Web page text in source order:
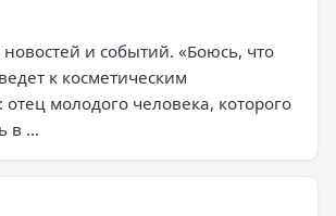
и событий. «Боюсь, что
к косметическим
молодого человека, которого
в …